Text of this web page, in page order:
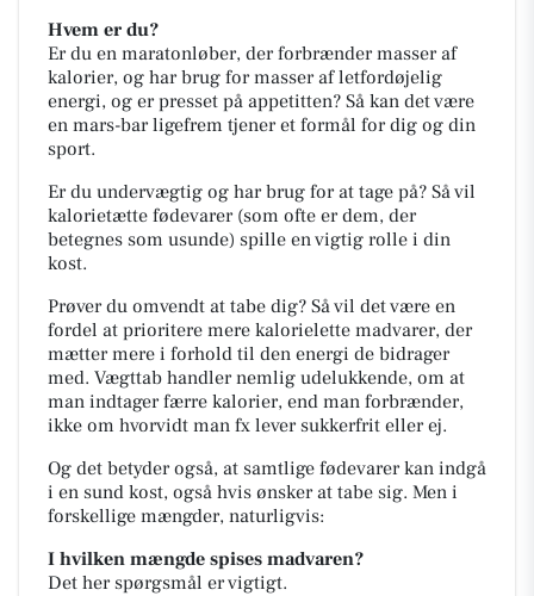
Hvem er du?
Er du en maratonløber, der forbrænder masser af
kalorier, og har brug for masser af letfordøjelig
energi, og er presset på appetitten? Så kan det være
en mars-bar ligefrem tjener et formål for dig og din
sport.
Er du undervægtig og har brug for at tage på? Så vil
kalorietætte fødevarer (som ofte er dem, der
betegnes som usunde) spille en vigtig rolle i din
kost.
Prøver du omvendt at tabe dig? Så vil det være en
fordel at prioritere mere kalorielette madvarer, der
mætter mere i forhold til den energi de bidrager
med. Vægttab handler nemlig udelukkende, om at
man indtager færre kalorier, end man forbrænder,
ikke om hvorvidt man fx lever sukkerfrit eller ej.
Og det betyder også, at samtlige fødevarer kan indgå
i en sund kost, også hvis ønsker at tabe sig. Men i
forskellige mængder, naturligvis:
I hvilken mængde spises madvaren?
Det her spørgsmål er vigtigt.